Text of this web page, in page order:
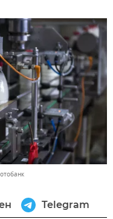
Telegram